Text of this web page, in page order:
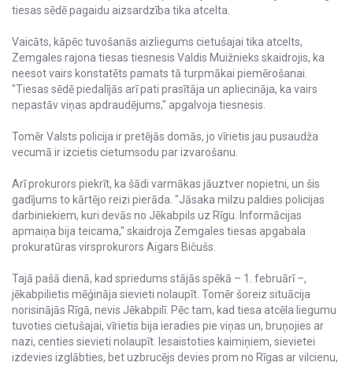
tiesas sēdē pagaidu aizsardzība tika atcelta.
Vaicāts, kāpēc tuvošanās aizliegums cietušajai tika atcelts,
Zemgales rajona tiesas tiesnesis Valdis Muižnieks skaidrojis, ka
neesot vairs konstatēts pamats tā turpmākai piemērošanai.
"Tiesas sēdē piedalījās arī pati prasītāja un apliecināja, ka vairs
nepastāv viņas apdraudējums," apgalvoja tiesnesis.
Tomēr Valsts policija ir pretējās domās, jo vīrietis jau pusaudža
vecumā ir izcietis cietumsodu par izvarošanu.
Arī prokurors piekrīt, ka šādi varmākas jāuztver nopietni, un šis
gadījums to kārtējo reizi pierāda. "Jāsaka milzu paldies policijas
darbiniekiem, kuri devās no Jēkabpils uz Rīgu. Informācijas
apmaiņa bija teicama," skaidroja Zemgales tiesas apgabala
prokuratūras virsprokurors Aigars Bičušs.
Tajā pašā dienā, kad spriedums stājās spēkā – 1. februārī –,
jēkabpilietis mēģināja sievieti nolaupīt. Tomēr šoreiz situācija
norisinājās Rīgā, nevis Jēkabpilī. Pēc tam, kad tiesa atcēla liegumu
tuvoties cietušajai, vīrietis bija ieradies pie viņas un, bruņojies ar
nazi, centies sievieti nolaupīt. Iesaistoties kaimiņiem, sievietei
izdevies izglābties, bet uzbrucējs devies prom no Rīgas ar vilcienu,